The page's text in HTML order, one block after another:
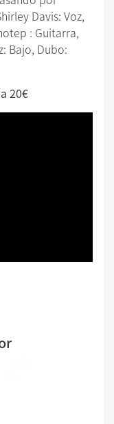
Davis: Voz,
: Guitarra,
Bajo, Dubo:
20€